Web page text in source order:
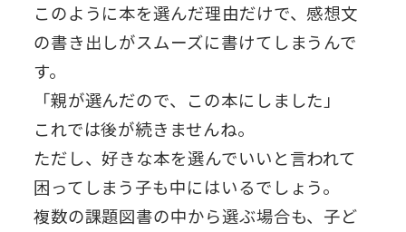
このように本を選んだ理由だけで、感想文
の書き出しがスムーズに書けてしまうんで
す。
「親が選んだので、この本にしました」
これでは後が続きませんね。
ただし、好きな本を選んでいいと言われて
困ってしまう子も中にはいるでしょう。
複数の課題図書の中から選ぶ場合も、子ど